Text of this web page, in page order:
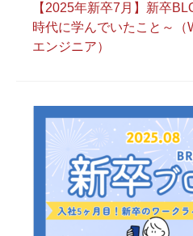
【2025年新卒7月】新卒
時代に学んでいたこと～
エンジニア）